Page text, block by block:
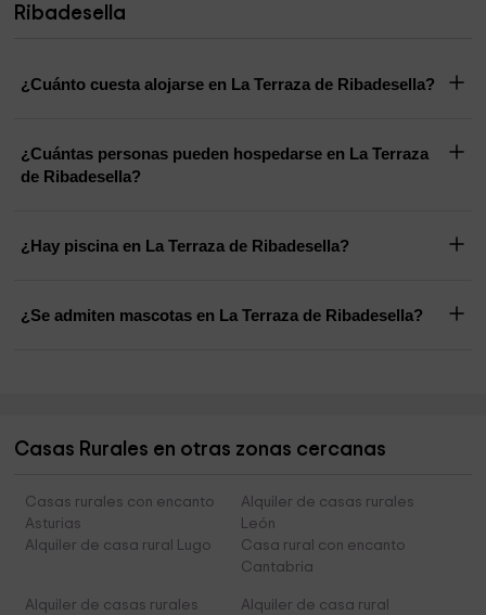
Ribadesella
¿Cuánto cuesta alojarse en La Terraza de Ribadesella?
¿Cuántas personas pueden hospedarse en La Terraza
de Ribadesella?
¿Hay piscina en La Terraza de Ribadesella?
¿Se admiten mascotas en La Terraza de Ribadesella?
Casas Rurales en otras zonas cercanas
Casas rurales con encanto
Asturias
Alquiler de casas rurales
León
Alquiler de casa rural Lugo
Casa rural con encanto
Cantabria
Alquiler de casas rurales
Alquiler de casa rural